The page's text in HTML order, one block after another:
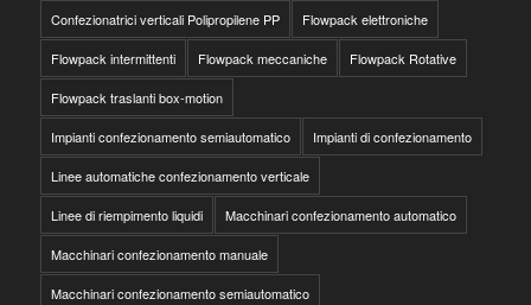
Confezionatrici verticali Polipropilene PP Flowpack elettroniche
Flowpack intermittenti Flowpack meccaniche Flowpack Rotative
Flowpack traslanti box-motion
Impianti confezionamento semiautomatico Impianti di confezionamento
Linee automatiche confezionamento verticale
Linee di riempimento liquidi Macchinari confezionamento automatico
Macchinari confezionamento manuale
Macchinari confezionamento semiautomatico